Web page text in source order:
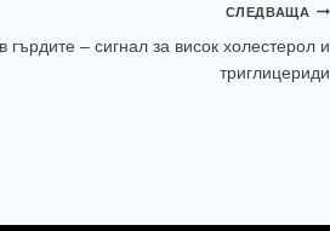
СЛЕДВАЩА
гърдите – сигнал за висок холестерол и
триглицериди